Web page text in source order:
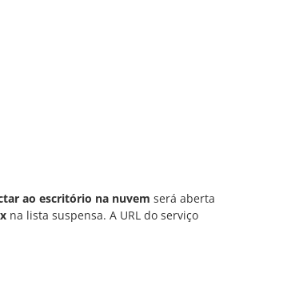
ao escritório na nuvem será aberta
na lista suspensa. A URL do serviço